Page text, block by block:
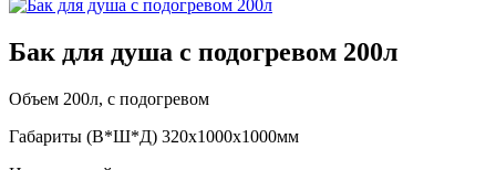
Бак для душа с подогревом 200л
Объем 200л, с подогревом
Габариты (В*Ш*Д) 320х1000х1000мм